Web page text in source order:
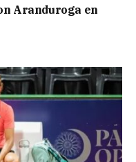
Aranduroga en